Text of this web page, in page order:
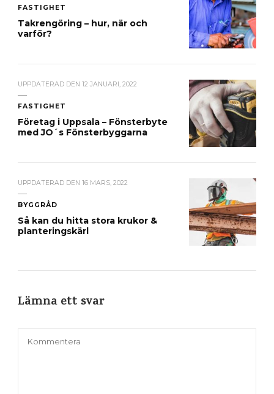
FASTIGHET
Takrengöring – hur, när och
varför?
UPPDATERAD DEN 12 JANUARI, 2022
FASTIGHET
Företag i Uppsala – Fönsterbyte
med JO´s Fönsterbyggarna
UPPDATERAD DEN 16 MARS, 2022
BYGGRÅD
Så kan du hitta stora krukor &
planteringskärl
Lämna ett svar